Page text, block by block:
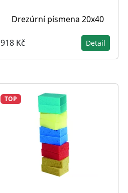
Drezúrní písmena 20x40
918 Kč Detail
TOP